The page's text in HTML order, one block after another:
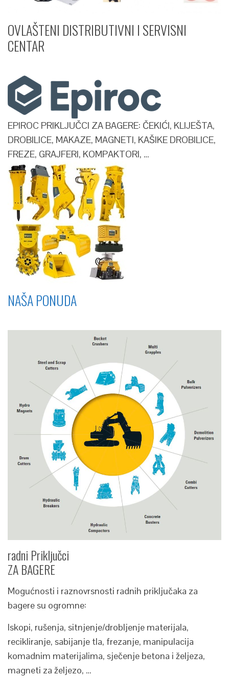
OVLAŠTENI DISTRIBUTIVNI I SERVISNI
CENTAR​
EPIROC PRIKLJUČCI ZA BAGERE: ČEKIĆI, KLIJEŠTA,
DROBILICE, MAKAZE, MAGNETI, KAŠIKE DROBILICE,
FREZE, GRAJFERI, KOMPAKTORI, …
NAŠA PONUDA
radni Priključci
ZA BAGERE
Mogućnosti i raznovrsnosti radnih priključaka za
bagere su ogromne:
Iskopi, rušenja, sitnjenje/drobljenje materijala,
recikliranje, sabijanje tla, frezanje, manipulacija
komadnim materijalima, sječenje betona i željeza,
magneti za željezo, …